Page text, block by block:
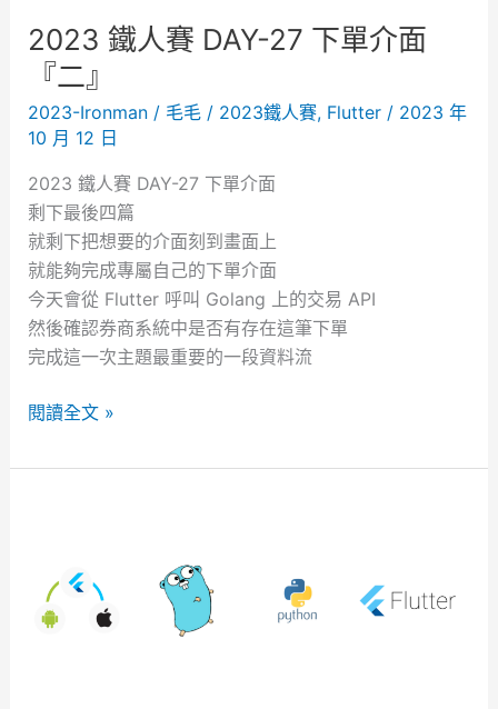
2
8
單
介
面
『
三
』
2023 鐵人賽 DAY-27 下單介面
『二』
2023-Ironman/ 毛毛 / 2023鐵人賽, Flutter/ 2023 年
10 月 12 日
2023 鐵人賽 DAY-27 下單介面
剩下最後四篇
就剩下把想要的介面刻到畫面上
就能夠完成專屬自己的下單介面
今天會從 Flutter 呼叫 Golang 上的交易 API
然後確認券商系統中是否有存在這筆下單
完成這一次主題最重要的一段資料流
2
2
閱讀全文 »